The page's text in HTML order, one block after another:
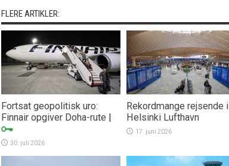
FLERE ARTIKLER:
Fortsat geopolitisk uro:
Finnair opgiver Doha-rute |
30. juli 2026
Rekordmange rejsende i
Helsinki Lufthavn
17. juni 2026